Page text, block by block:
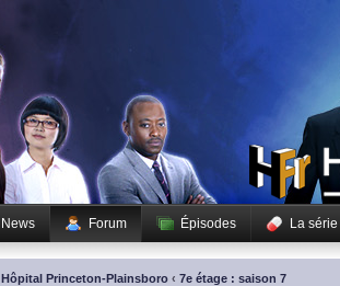
News Forum Épisodes La série
Hôpital Princeton-Plainsboro ‹ 7e étage : saison 7